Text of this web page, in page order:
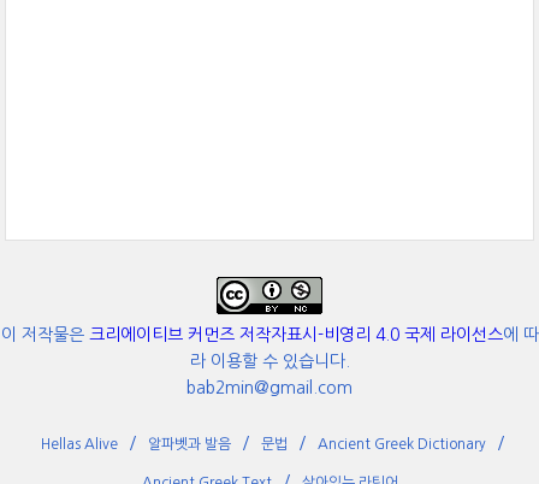
이 저작물은 크리에이티브 커먼즈 저작자표시-비영리 4.0 국제 라이선스에 따
라 이용할 수 있습니다.
bab2min@gmail.com
Hellas Alive 알파벳과 발음 문법 Ancient Greek Dictionary